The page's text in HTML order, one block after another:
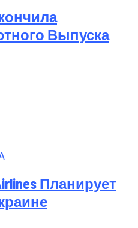
Выпуска
Планирует